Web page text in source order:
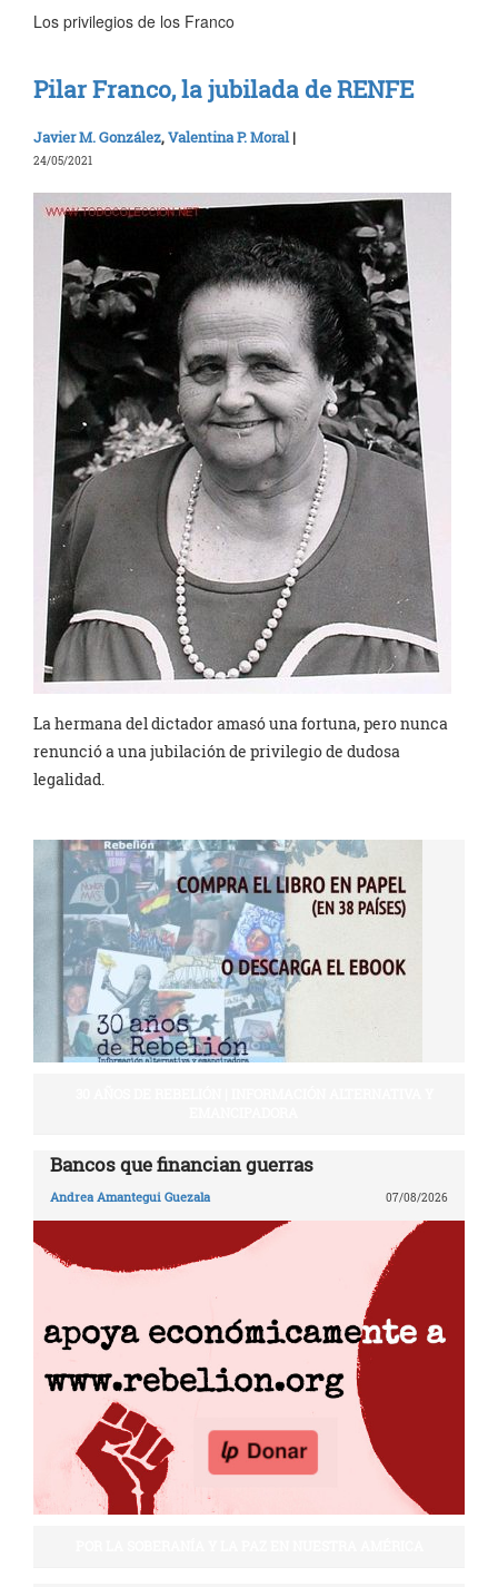
Los privilegios de los Franco
Pilar Franco, la jubilada de RENFE
Javier M. González,Valentina P. Moral |
24/05/2021
La hermana del dictador amasó una fortuna, pero nunca
renunció a una jubilación de privilegio de dudosa
legalidad.
Bancos que financian guerras
Andrea Amantegui Guezala 07/08/2026